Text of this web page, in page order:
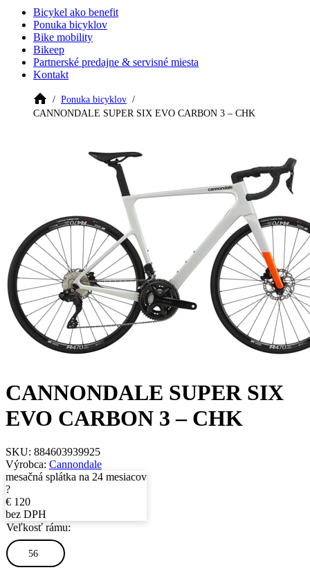
Bicykel ako benefit
Ponuka bicyklov
Bike mobility
Bikeep
Partnerské predajne & servisné miesta
Kontakt
Ponuka bicyklov
CANNONDALE SUPER SIX EVO CARBON 3 – CHK
CANNONDALE SUPER SIX
EVO CARBON 3 – CHK
SKU: 884603939925
Výrobca: Cannondale
mesačná splátka na 24 mesiacov
?
€ 120
bez DPH
Veľkosť rámu:
56